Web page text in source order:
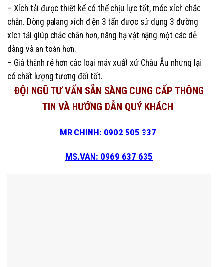
– Xích tải được thiết kế có thể chịu lực tốt, móc xích chắc
chắn. Dòng palang xích điện 3 tấn được sử dụng 3 đường
xích tải giúp chắc chắn hơn, nâng hạ vật nặng một các dễ
dàng và an toàn hơn.
– Giá thành rẻ hơn các loại máy xuất xứ Châu Âu nhưng lại
có chất lượng tương đối tốt.
ĐỘI NGŨ TƯ VẤN SẴN SÀNG CUNG CẤP THÔNG
TIN VÀ HƯỚNG DẪN QUÝ KHÁCH
MR CHINH: 0902 505 337
MS.VAN: 0969 637 635